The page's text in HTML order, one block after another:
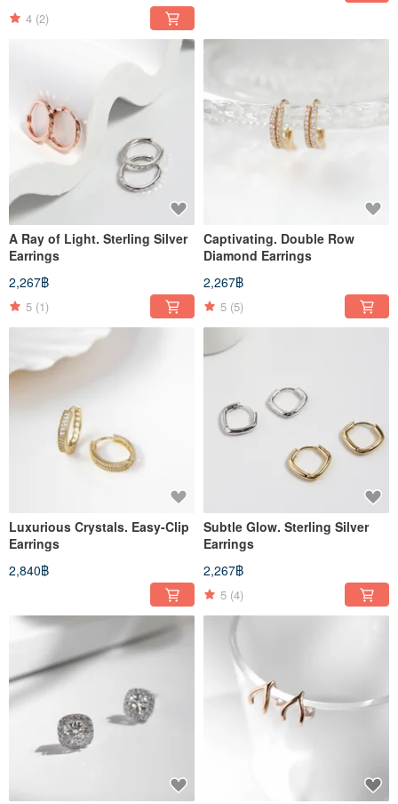
4 (2)
A Ray of Light. Sterling Silver
Earrings
2,267฿
5 (1)
Captivating. Double Row
Diamond Earrings
2,267฿
5 (5)
Luxurious Crystals. Easy-Clip
Earrings
2,840฿
Subtle Glow. Sterling Silver
Earrings
2,267฿
5 (4)